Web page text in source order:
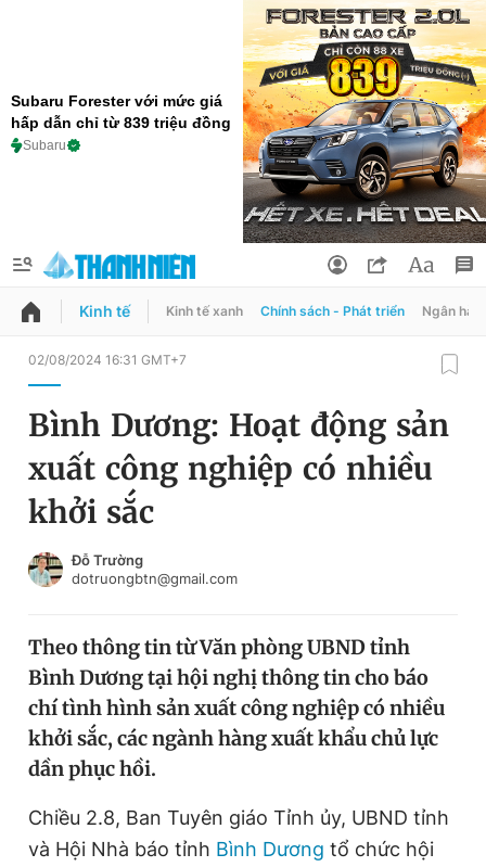
Subaru Forester với mức giá
hấp dẫn chỉ từ 839 triệu đồng
Subaru
QUẢNG CÁO
Chuyên mục
Chuyên mục khác
Chào ngày mới
Video Magazine
Sản phẩm khác
Tiện ích Bạn cần biết
Đổi mật khẩu
Tin đã lưu
Đăng xuất
Kinh tế Kinh tế xanh Chính sách - Phát triển Ngân
02/08/2024 16:31 GMT+7
Bình Dương: Hoạt động sản
xuất công nghiệp có nhiều
khởi sắc
Đỗ Trường
dotruongbtn@gmail.com
Theo thông tin từ Văn phòng UBND tỉnh
Bình Dương tại hội nghị thông tin cho báo
chí tình hình sản xuất công nghiệp có nhiều
khởi sắc, các ngành hàng xuất khẩu chủ lực
dần phục hồi.
Chiều 2.8, Ban Tuyên giáo Tỉnh ủy, UBND tỉnh
và Hội Nhà báo tỉnh Bình Dương tổ chức hội